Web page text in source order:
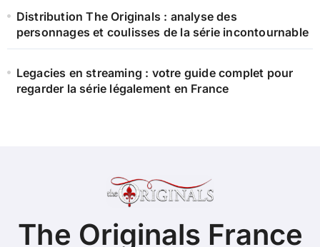
Distribution The Originals : analyse des
personnages et coulisses de la série incontournable
Legacies en streaming : votre guide complet pour
regarder la série légalement en France
The Originals France